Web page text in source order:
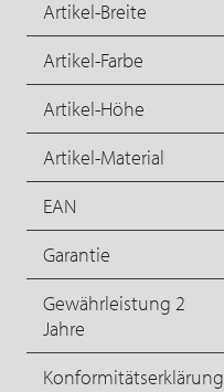
Artikel-Breite
Artikel-Farbe
Artikel-Höhe
Artikel-Material
EAN
Garantie
Gewährleistung 2
Jahre
Konformitätserklärung